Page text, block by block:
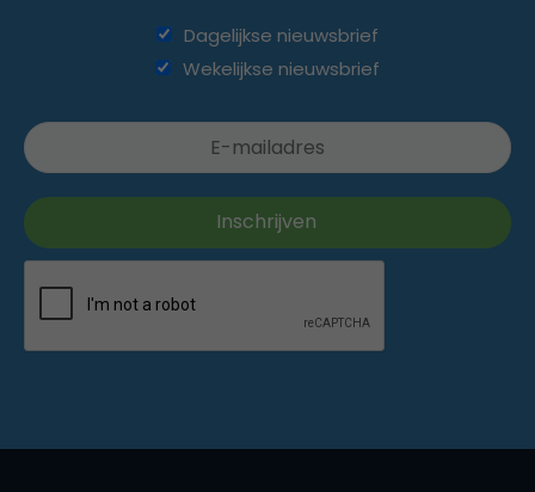
Dagelijkse nieuwsbrief
Wekelijkse nieuwsbrief